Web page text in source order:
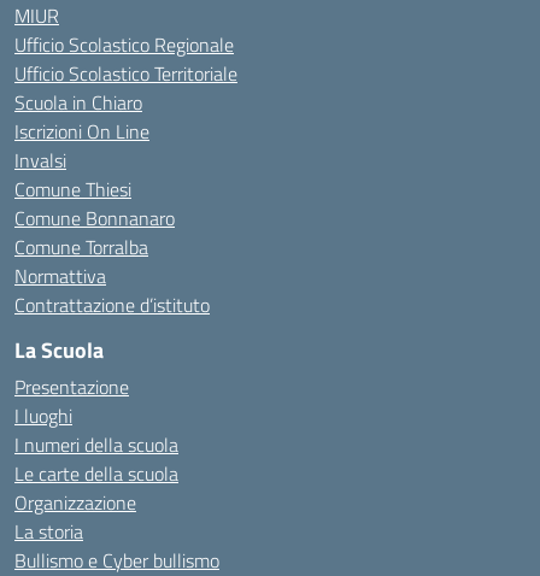
MIUR
Ufficio Scolastico Regionale
Ufficio Scolastico Territoriale
Scuola in Chiaro
Iscrizioni On Line
Invalsi
Comune Thiesi
Comune Bonnanaro
Comune Torralba
Normattiva
Contrattazione d’istituto
La Scuola
Presentazione
I luoghi
I numeri della scuola
Le carte della scuola
Organizzazione
La storia
Bullismo e Cyber bullismo